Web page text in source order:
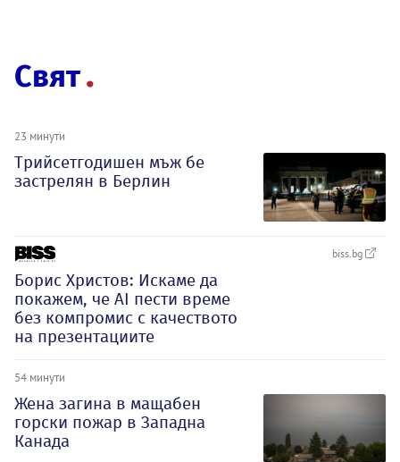
Свят
23 минути
Трийсетгодишен мъж бе
застрелян в Берлин
biss.bg
Борис Христов: Искаме да
покажем, че АI пести време
без компромис с качеството
на презентациите
54 минути
Жена загина в мащабен
горски пожар в Западна
Канада